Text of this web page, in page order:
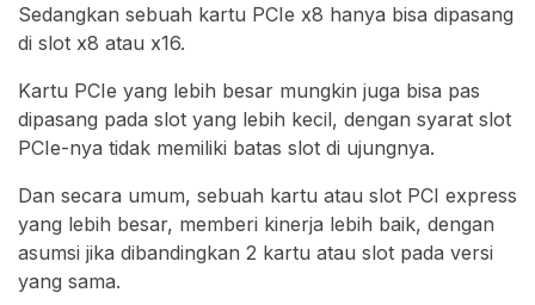
Sedangkan sebuah kartu PCIe x8 hanya bisa dipasang
di slot x8 atau x16.
Kartu PCIe yang lebih besar mungkin juga bisa pas
dipasang pada slot yang lebih kecil, dengan syarat slot
PCIe-nya tidak memiliki batas slot di ujungnya.
Dan secara umum, sebuah kartu atau slot PCI express
yang lebih besar, memberi kinerja lebih baik, dengan
asumsi jika dibandingkan 2 kartu atau slot pada versi
yang sama.